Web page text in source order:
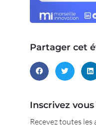
Partager cet
Inscrivez
Recevez toutes